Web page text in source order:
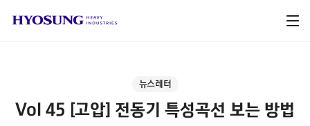
뉴스레터
Vol 45 [고압] 전동기 특성곡선 보는 방법